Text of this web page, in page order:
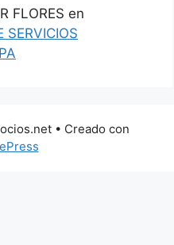
FLORES en
SERVICIOS
• Creado con